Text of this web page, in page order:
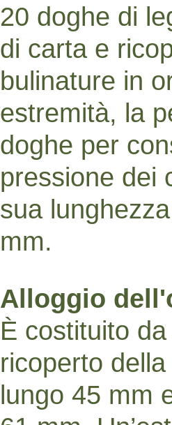
20 doghe di
di carta e
bulinature in
estremità, la
doghe per
pressione dei
sua
mm.
Alloggio
È costituito
ricoperto
lungo 45 mm